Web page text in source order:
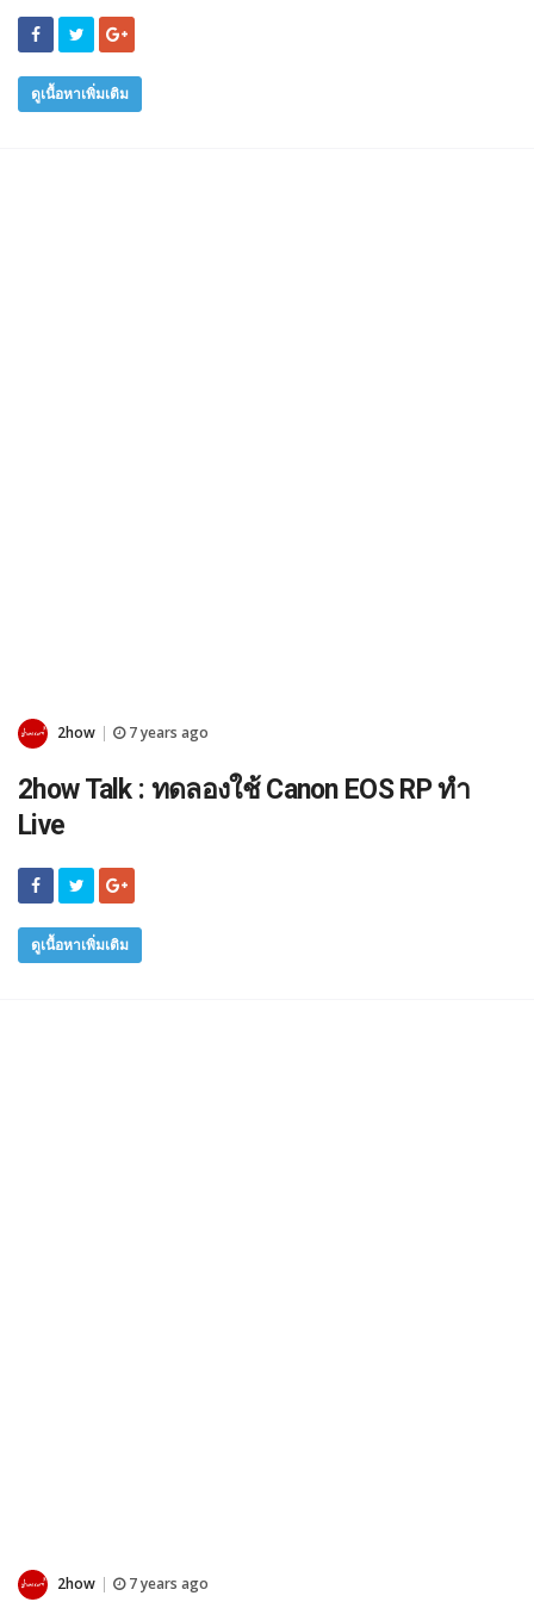
ดูเนื้อหาเพิ่มเติม
2how 7 years ago
2how Talk : ทดลองใช้ Canon EOS RP ทำ
Live
ดูเนื้อหาเพิ่มเติม
2how 7 years ago